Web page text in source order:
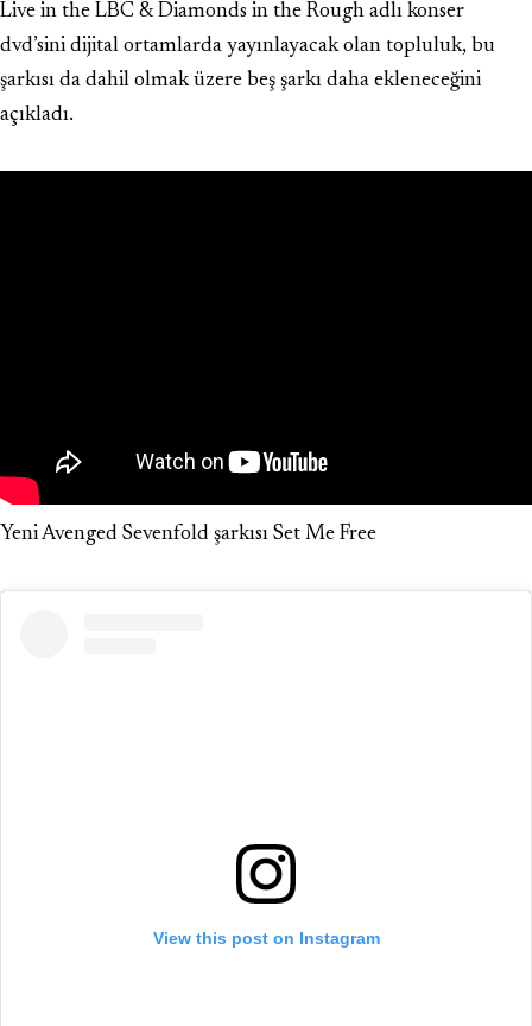
Live in the LBC & Diamonds in the Rough adlı konser
dvd’sini dijital ortamlarda yayınlayacak olan topluluk, bu
şarkısı da dahil olmak üzere beş şarkı daha ekleneceğini
açıkladı.
Yeni Avenged Sevenfold şarkısı Set Me Free
View this post on Instagram